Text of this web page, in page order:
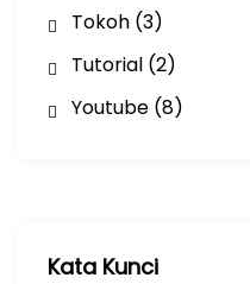
Tokoh(3)
Tutorial(2)
Youtube(8)
Kata Kunci